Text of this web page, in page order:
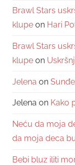
Brawl Stars
klupe on Hari
Brawl Stars
klupe on
Jelena on
Jelena on Kako
Neću da moja
da moja deca
Bebi bluz iliti